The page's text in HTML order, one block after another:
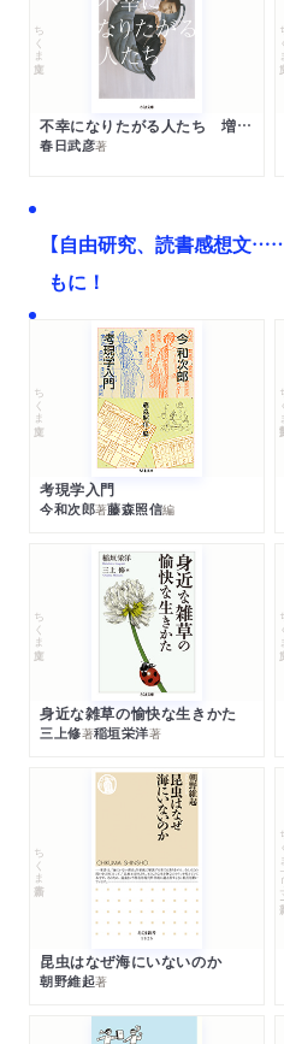
ちくま文庫
不幸になりたがる人たち 増補新版
春日武彦著
ち
【自由研究、読書感想文
もに！
ちくま文庫
考現学入門
今和次郎著藤森照信編
ち
ちくま文庫
身近な雑草の愉快な生きかた
三上修著稲垣栄洋著
ち
ちくま新書
昆虫はなぜ海にいないのか
朝野維起著
ちく